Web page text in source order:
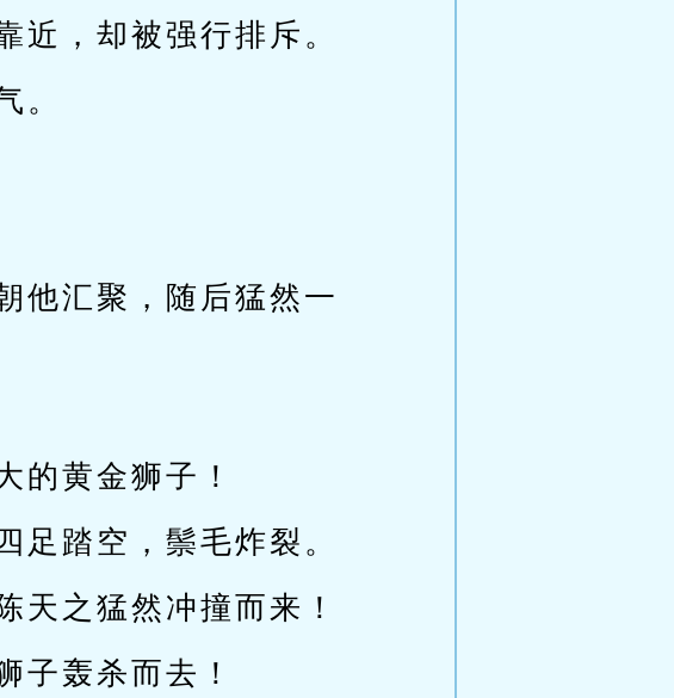
近，却被强行排斥。
。
他汇聚，随后猛然一
的黄金狮子！
足踏空，鬃毛炸裂。
天之猛然冲撞而来！
子轰杀而去！